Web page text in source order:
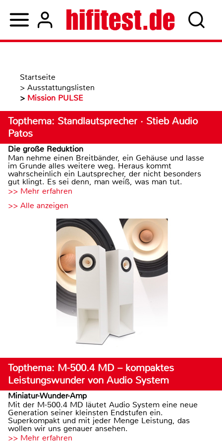
Startseite
> Ausstattungslisten
> Mission PULSE
Topthema: Standlautsprecher · Stieb Audio
Patos
Die große Reduktion
Man nehme einen Breitbänder, ein Gehäuse und lasse
im Grunde alles weitere weg. Heraus kommt
wahrscheinlich ein Lautsprecher, der nicht besonders
gut klingt. Es sei denn, man weiß, was man tut.
>> Mehr erfahren
>> Alle anzeigen
Topthema: M-500.4 MD – kompaktes
Leistungswunder von Audio System
Miniatur-Wunder-Amp
Mit der M-500.4 MD läutet Audio System eine neue
Generation seiner kleinsten Endstufen ein.
Superkompakt und mit jeder Menge Leistung, das
wollen wir uns genauer ansehen.
>> Mehr erfahren